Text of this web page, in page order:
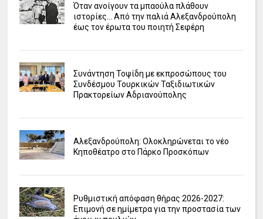
Όταν ανοίγουν τα μπαούλα πλάθουν
ιστορίες... Από την παλιά Αλεξανδρούπολη
έως τον έρωτα του ποιητή Σεφέρη
Συνάντηση Τοψίδη με εκπροσώπους του
Συνδέσμου Τουρκικών Ταξιδιωτικών
Πρακτορείων Αδριανούπολης
Αλεξανδρούπολη: Ολοκληρώνεται το νέο
Κηποθέατρο στο Πάρκο Προσκόπων
Ρυθμιστική απόφαση θήρας 2026-2027:
Επιμονή σε ημίμετρα για την προστασία των